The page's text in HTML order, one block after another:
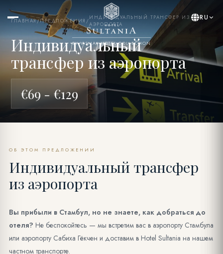
BY YASMAK HOTEL COLLECTION
RU
ГЛАВНАЯ/ПРЕДЛОЖЕНИЯ /ИНДИВИДУАЛЬНЫЙ ТРАНСФЕР ИЗ
АЭРОПОРТА
Индивидуальный
трансфер из аэропорта
€69 - €129
ОБ ЭТОМ ПРЕДЛОЖЕНИИ
Индивидуальный трансфер
из аэропорта
Вы прибыли в Стамбул, но не знаете, как добраться до
отеля? Не беспокойтесь — мы встретим вас в аэропорту Стамбула
или аэропорту Сабиха Гёкчен и доставим в Hotel Sultania на нашем
частном транспорте.